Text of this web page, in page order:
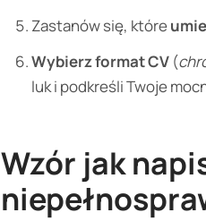
Zastanów się, które
Wybierz format CV (
luk i podkreśli Twoje
Wzór jak